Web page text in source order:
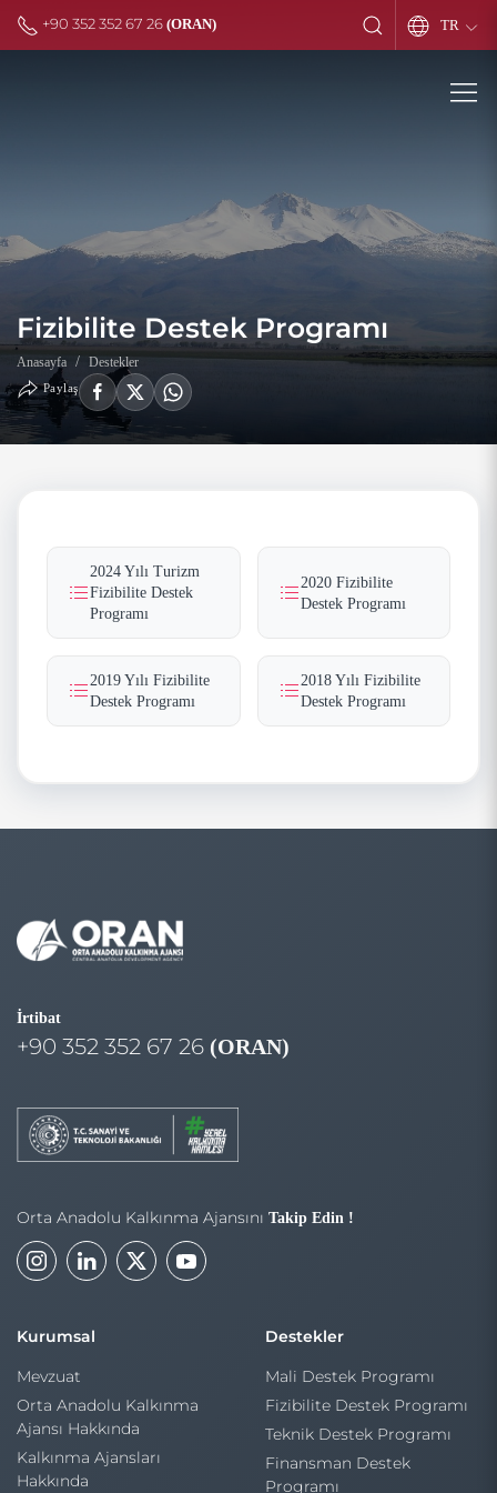
+90 352 352 67 26 (ORAN) TR
Fizibilite Destek Programı
Anasayfa Destekler
Paylaş
2024 Yılı Turizm
Fizibilite Destek
Programı
2020 Fizibilite
Destek Programı
2019 Yılı Fizibilite
Destek Programı
2018 Yılı Fizibilite
Destek Programı
İrtibat
+90 352 352 67 26 (ORAN)
Orta Anadolu Kalkınma Ajansını Takip Edin !
Kurumsal
Mevzuat
Orta Anadolu Kalkınma
Ajansı Hakkında
Kalkınma Ajansları
Hakkında
Destekler
Mali Destek Programı
Fizibilite Destek Programı
Teknik Destek Programı
Finansman Destek
Programı